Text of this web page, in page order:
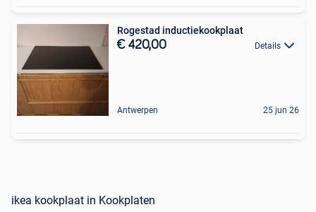
Rogestad inductiekookplaat
€ 420,00 Details
Antwerpen 25 jun 26
ikea kookplaat in Kookplaten